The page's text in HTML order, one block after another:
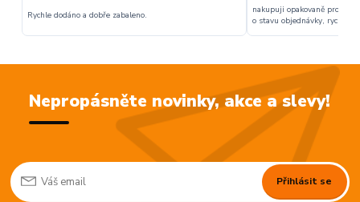
Rychle dodáno a dobře zabaleno.
nakupuji opakovaně pro
o stavu objednávky, rychlost
Nepropásněte novinky, akce a slevy!
Přihlásit se